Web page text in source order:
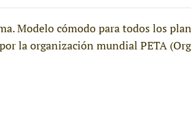
Modelo cómodo para todos los
la organización mundial PETA